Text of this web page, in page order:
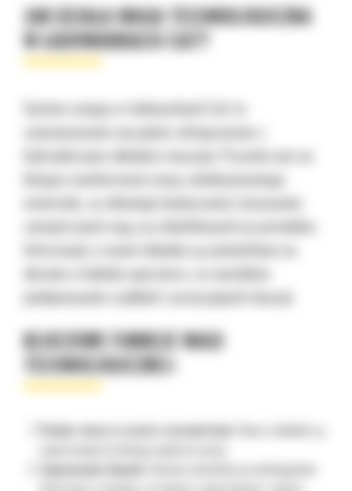
JAK DZIAŁA WAGA TECHNOLOGICZNA
W ŁADOWARKACH CAT?
System ważący w ładowarkach Cat to
zaawansowane narzędzie zintegrowane z
hydraulicznym układem maszyny. Pozwala ono na
bieżąco monitorować masę załadowywanego
materiału, co eliminuje konieczność stosowania
zewnętrznych wag czy dodatkowych przystanków.
Informacje o masie ładunku są wyświetlane na
ekranie w kabinie operatora, co umożliwia
podejmowanie szybkich i precyzyjnych decyzji.
KLUCZOWE FUNKCJE WAGI
TECHNOLOGICZNEJ:
Pomiar masy w czasie rzeczywistym: